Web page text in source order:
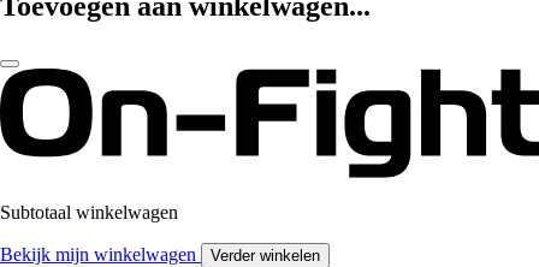
Subtotaal winkelwagen
Bekijk mijn winkelwagen Verder winkelen